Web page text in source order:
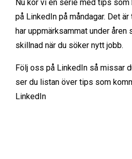
Nu kör vi en serie med tips
på LinkedIn på måndagar. Det
har uppmärksammat under åren
skillnad när du söker nytt jobb.
Följ oss på LinkedIn så missar
ser du listan över tips som
LinkedIn